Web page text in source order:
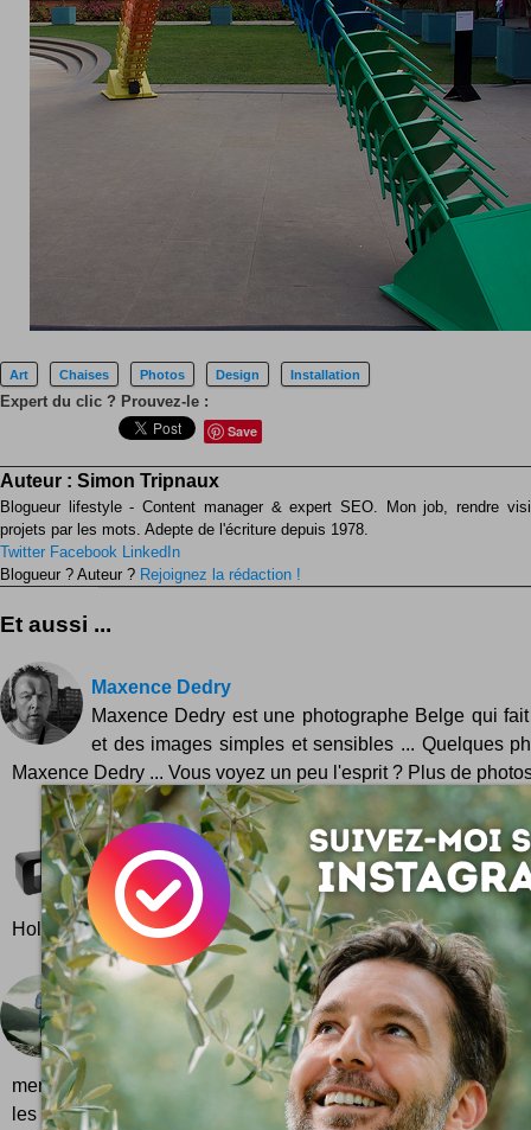
Art Chaises Photos Design Installation
Expert du clic ? Prouvez-le :
Save
Auteur : Simon Tripnaux
Blogueur lifestyle - Content manager & expert SEO. Mon job, rendre
projets par les mots. Adepte de l'écriture depuis 1978.
Twitter Facebook LinkedIn
Blogueur ? Auteur ? Rejoignez la rédaction !
Et aussi ...
Maxence Dedry
Maxence Dedry est une photographe Belge qui
et des images simples et sensibles ... Quelques
Maxence Dedry ... Vous voyez un peu l'esprit ? Plus de
Chaises alphabet
De A à Z une chaise pour chaque lettre de
l'ensemble de la gamme ABChairs ... Une
Hollandais Roeland Otten qui a...
Fromagers Suisses
Swiss Cheese Makers est une série de photos
reportage sur les fromages Suisses ... cette série
merveille et donne une image vraiment très hype de l'art du
les photographes Fabian Scheffold et István Vizner